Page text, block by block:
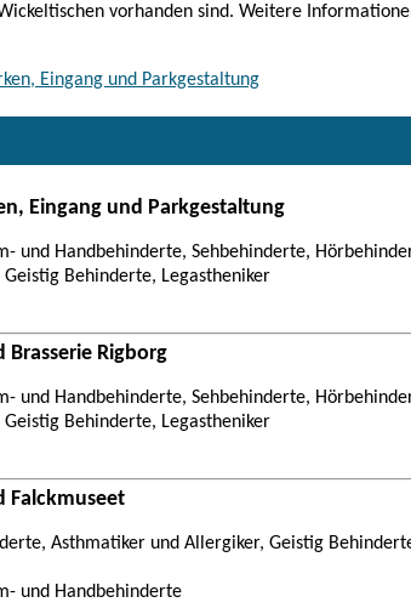
vorhanden sind. Weitere
Eingang und Parkgestaltung
Eingang und Parkgestaltung
und Handbehinderte, Sehbehinderte,
Behinderte, Legastheniker
Brasserie Rigborg
und Handbehinderte, Sehbehinderte,
Behinderte, Legastheniker
Falckmuseet
Asthmatiker und Allergiker, Geistig
und Handbehinderte